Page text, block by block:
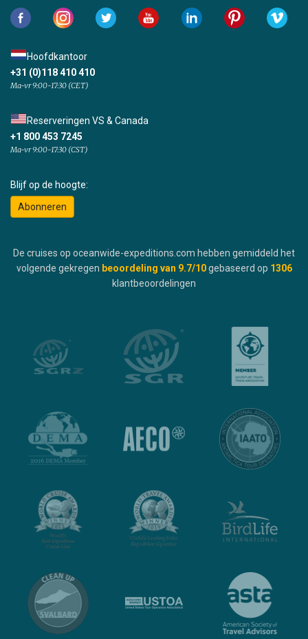
Hoofdkantoor
+31 (0)118 410 410
Ma-vr 9:00-17:30 (CET)
Reserveringen VS & Canada
+1 800 453 7245
Ma-vr 9:00-17:30 (CST)
Blijf op de hoogte:
Abonneren
De cruises op oceanwide-expeditions.com hebben gemiddeld het
volgende gekregen beoordeling van 9.7/10 gebaseerd op 1306
klantbeoordelingen